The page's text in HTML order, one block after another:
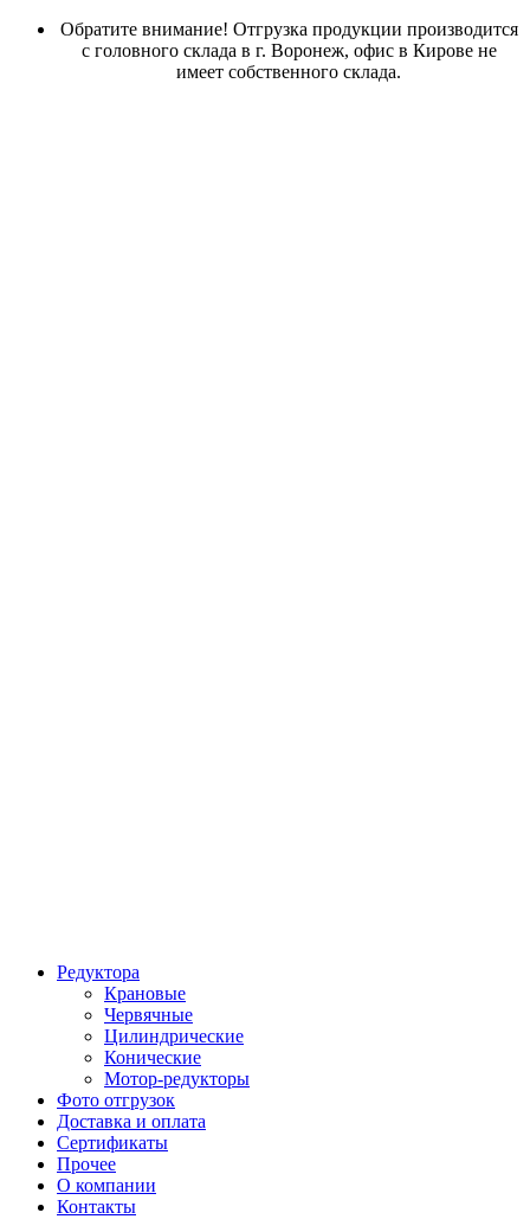
Обратите внимание! Отгрузка продукции производится
с головного склада в г. Воронеж, офис в Кирове не
имеет собственного склада.
Редуктора
Крановые
Червячные
Цилиндрические
Конические
Мотор-редукторы
Фото отгрузок
Доставка и оплата
Сертификаты
Прочее
О компании
Контакты